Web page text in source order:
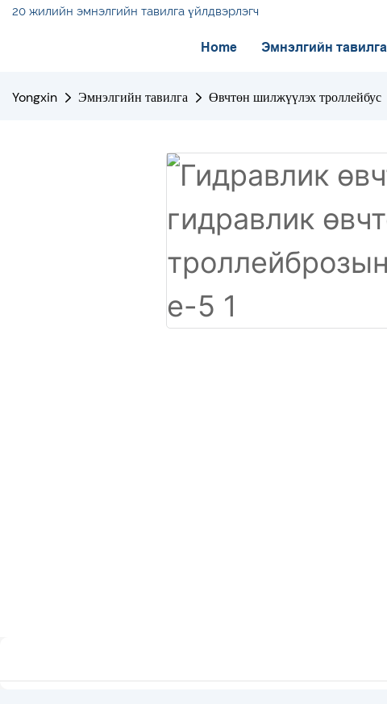
20 жилийн эмнэлгийн тавилга үйлдвэрлэгч
Home Эмнэлгийн тавилга
Yongxin Эмнэлгийн тавилга Өвчтөн шилжүүлэх троллейбус